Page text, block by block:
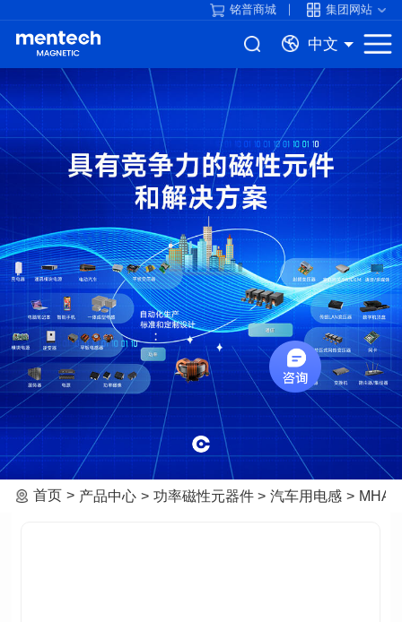
铭普商城 集团网站
中文
首页 产品中心 功率磁性元器件 汽车用电感